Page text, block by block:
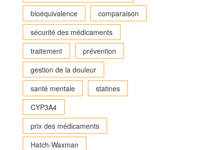
bioéquivalence
comparaison
sécurité des médicaments
traitement
prévention
gestion de la douleur
santé mentale
statines
CYP3A4
prix des médicaments
Hatch-Waxman